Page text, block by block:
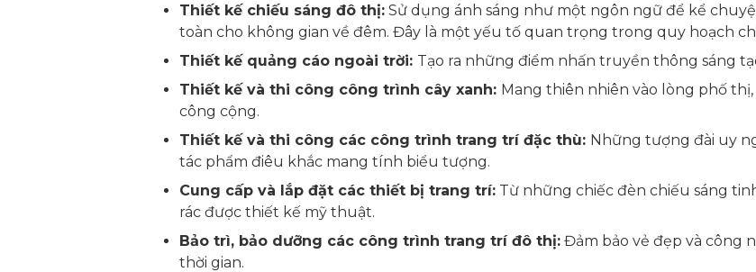
Thiết kế chiếu sáng đô thị: Sử dụng ánh sáng như một ngôn ngữ để kể
toàn cho không gian về đêm. Đây là một yếu tố quan trọng trong quy hoạch
Thiết kế quảng cáo ngoài trời: Tạo ra những điểm nhấn truyền thông sáng
Thiết kế và thi công công trình cây xanh: Mang thiên nhiên vào lòng phố
công cộng.
Thiết kế và thi công các công trình trang trí đặc thù: Những tượng đài uy
tác phẩm điêu khắc mang tính biểu tượng.
Cung cấp và lắp đặt các thiết bị trang trí: Từ những chiếc đèn chiếu sáng
rác được thiết kế mỹ thuật.
Bảo trì, bảo dưỡng các công trình trang trí đô thị: Đảm bảo vẻ đẹp và công
thời gian.